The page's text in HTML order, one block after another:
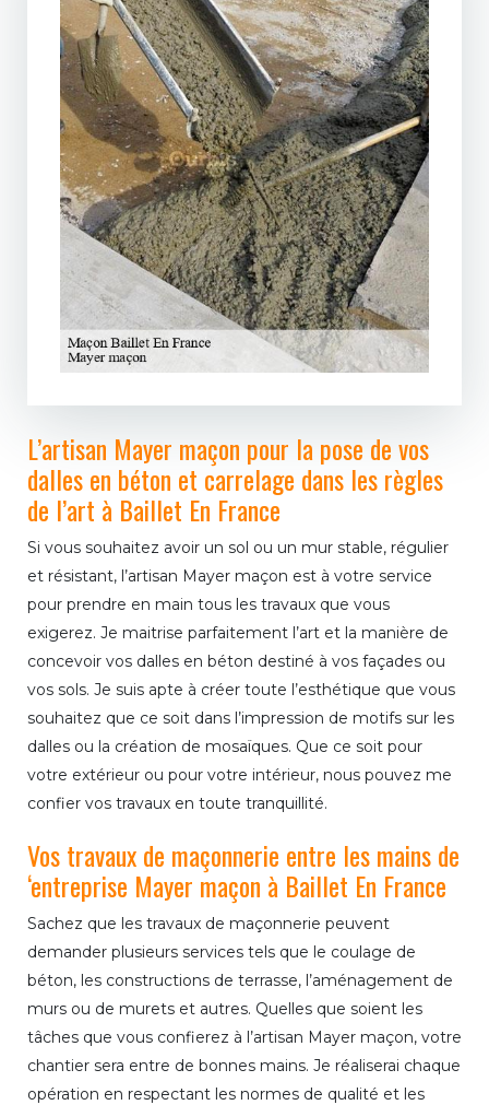
L’artisan Mayer maçon pour la pose de vos
dalles en béton et carrelage dans les règles
de l’art à Baillet En France
Si vous souhaitez avoir un sol ou un mur stable, régulier
et résistant, l’artisan Mayer maçon est à votre service
pour prendre en main tous les travaux que vous
exigerez. Je maitrise parfaitement l’art et la manière de
concevoir vos dalles en béton destiné à vos façades ou
vos sols. Je suis apte à créer toute l’esthétique que vous
souhaitez que ce soit dans l’impression de motifs sur les
dalles ou la création de mosaïques. Que ce soit pour
votre extérieur ou pour votre intérieur, nous pouvez me
confier vos travaux en toute tranquillité.
Vos travaux de maçonnerie entre les mains de
‘entreprise Mayer maçon à Baillet En France
Sachez que les travaux de maçonnerie peuvent
demander plusieurs services tels que le coulage de
béton, les constructions de terrasse, l’aménagement de
murs ou de murets et autres. Quelles que soient les
tâches que vous confierez à l’artisan Mayer maçon, votre
chantier sera entre de bonnes mains. Je réaliserai chaque
opération en respectant les normes de qualité et les